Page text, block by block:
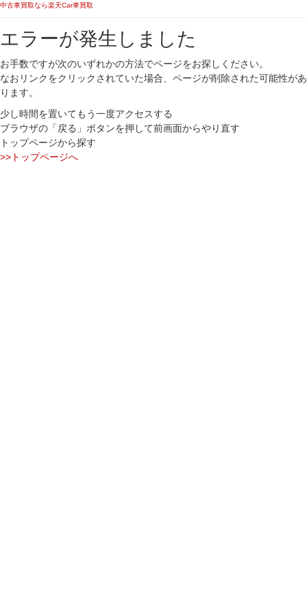
中古車買取なら楽天Car車買取
エラーが発生しました
お手数ですが次のいずれかの方法でページをお探しください。
なおリンクをクリックされていた場合、ページが削除された可能性があ
ります。
少し時間を置いてもう一度アクセスする
ブラウザの「戻る」ボタンを押して前画面からやり直す
トップページから探す
>>トップページへ